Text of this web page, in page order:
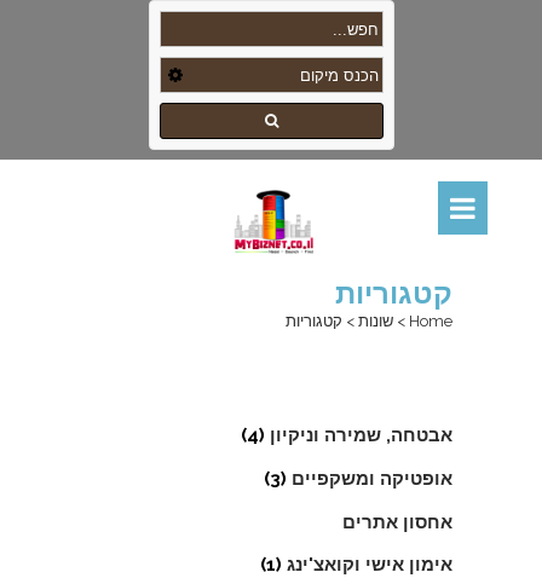
קטגוריות
Home
> שונות > קטגוריות
אבטחה, שמירה וניקיון (4)
אופטיקה ומשקפיים (3)
אחסון אתרים
אימון אישי וקואצ'ינג (1)